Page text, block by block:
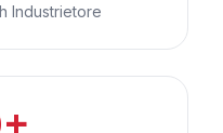
Industrietore